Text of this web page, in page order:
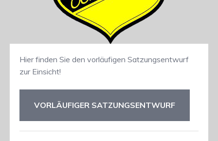
Hier finden Sie den vorläufigen Satzungsentwurf
zur Einsicht!
VORLÄUFIGER SATZUNGSENTWURF